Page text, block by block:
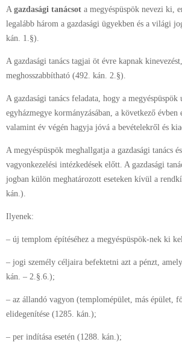
A gazdasági tanácsot a megyéspüspök nevezi ki,
legalább három a gazdasági ügyekben és a világi
kán. 1.§).
A gazdasági tanács tagjai öt évre kapnak
meghosszabbítható (492. kán. 2.§).
A gazdasági tanács feladata, hogy a
egyházmegye kormányzásában, a következő
valamint év végén hagyja jóvá a bevételekről és
A megyéspüspök meghallgatja a gazdasági tanács
vagyonkezelési intézkedések előtt. A gazdasági
jogban külön meghatározott eseteken kívül a
kán.).
Ilyenek:
– új templom építéséhez a megyéspüspök-nek ki
– jogi személy céljaira befektetni azt a pénzt,
kán. – 2.§.6.);
– az állandó vagyon (templomépület, más
elidegenítése (1285. kán.);
– per indítása esetén (1288. kán.);